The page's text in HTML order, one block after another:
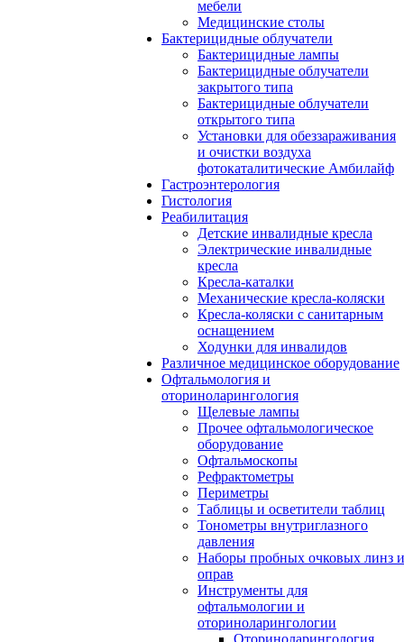
мебели
Медицинские столы
Бактерицидные облучатели
Бактерицидные лампы
Бактерицидные облучатели
закрытого типа
Бактерицидные облучатели
открытого типа
Установки для обеззараживания
и очистки воздуха
фотокаталитические Амбилайф
Гастроэнтерология
Гистология
Реабилитация
Детские инвалидные кресла
Электрические инвалидные
кресла
Кресла-каталки
Механические кресла-коляски
Кресла-коляски с санитарным
оснащением
Ходунки для инвалидов
Различное медицинское оборудование
Офтальмология и
оториноларингология
Щелевые лампы
Прочее офтальмологическое
оборудование
Офтальмоскопы
Рефрактометры
Периметры
Таблицы и осветители таблиц
Тонометры внутриглазного
давления
Наборы пробных очковых линз и
оправ
Инструменты для
офтальмологии и
оториноларингологии
Оториноларингология